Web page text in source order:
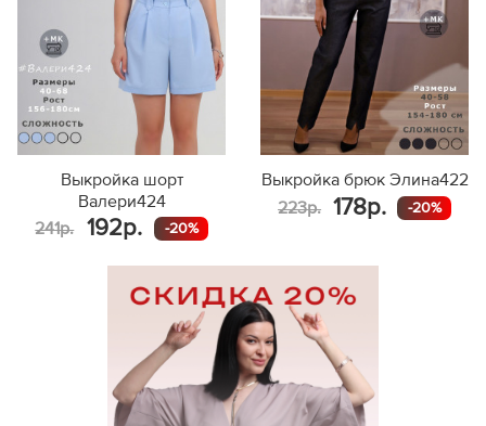
Выкройка шорт
Валери424
241р.
192р. -20%
Выкройка брюк Элина422
223р.
178р. -20%